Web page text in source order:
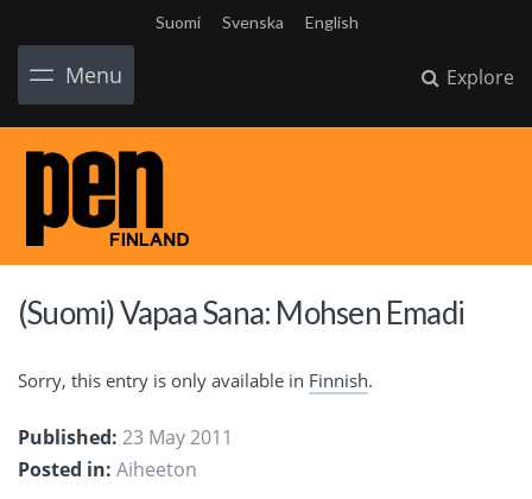
Suomi Svenska English
Menu Explore
(Suomi) Vapaa Sana: Mohsen Emadi
Sorry, this entry is only available in Finnish.
Published: 23 May 2011
Posted in: Aiheeton